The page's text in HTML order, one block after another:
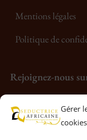
Gérer
cookies
Mentions légales
Politique de
Rejoignez-nous